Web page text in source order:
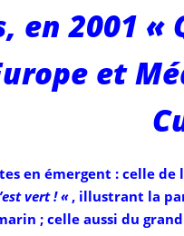
en 2001
et
en émergent : celle de
vert ! « , illustrant la
; celle aussi du